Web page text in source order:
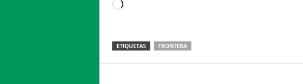
Loading…
ETIQUETAS FRONTERA